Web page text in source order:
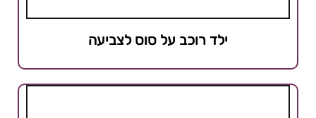
ילד רוכב על סוס לצביעה